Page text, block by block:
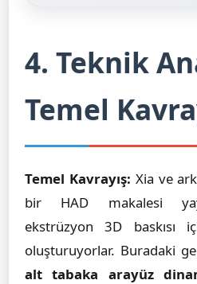
4. Teknik
Temel
Temel Kavrayış: Xia ve
bir HAD makalesi
ekstrüzyon 3D baskısı
oluşturuyorlar. Buradaki
alt tabaka arayüz